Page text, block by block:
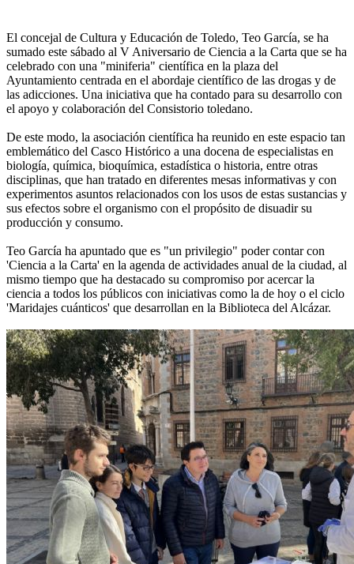
El concejal de Cultura y Educación de Toledo, Teo García, se ha
sumado este sábado al V Aniversario de Ciencia a la Carta que se ha
celebrado con una "miniferia" científica en la plaza del
Ayuntamiento centrada en el abordaje científico de las drogas y de
las adicciones. Una iniciativa que ha contado para su desarrollo con
el apoyo y colaboración del Consistorio toledano.
De este modo, la asociación científica ha reunido en este espacio tan
emblemático del Casco Histórico a una docena de especialistas en
biología, química, bioquímica, estadística o historia, entre otras
disciplinas, que han tratado en diferentes mesas informativas y con
experimentos asuntos relacionados con los usos de estas sustancias y
sus efectos sobre el organismo con el propósito de disuadir su
producción y consumo.
Teo García ha apuntado que es "un privilegio" poder contar con
'Ciencia a la Carta' en la agenda de actividades anual de la ciudad, al
mismo tiempo que ha destacado su compromiso por acercar la
ciencia a todos los públicos con iniciativas como la de hoy o el ciclo
'Maridajes cuánticos' que desarrollan en la Biblioteca del Alcázar.